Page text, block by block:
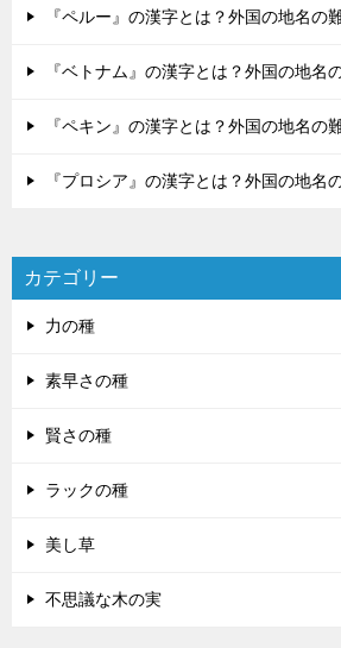
『ペルー』の漢字とは？外国の地名の
『ベトナム』の漢字とは？外国の地名
『ペキン』の漢字とは？外国の地名の
『プロシア』の漢字とは？外国の地名
カテゴリー
力の種
素早さの種
賢さの種
ラックの種
美し草
不思議な木の実